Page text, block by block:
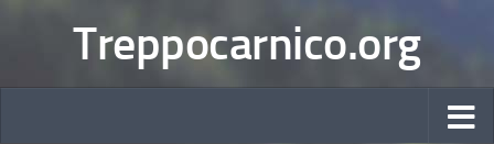
Treppocarnico.org